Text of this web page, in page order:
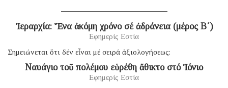
Ἱεραρχία: Ἕνα ἀκόμη χρόνο σέ ἀδράνεια (μέρος B΄)
Εφημερίς Εστία
Σημειώνεται ὅτι δέν εἶναι μέ σειρά ἀξιολογήσεως:
Ναυάγιο τοῦ πολέμου εὑρέθη ἄθικτο στό Ἰόνιο
Εφημερίς Εστία